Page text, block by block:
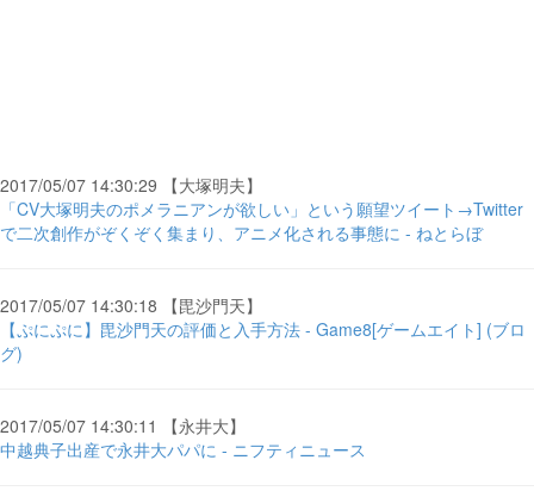
2017/05/07 14:30:29 【大塚明夫】
「CV大塚明夫のポメラニアンが欲しい」という願望ツイート→Twitter
で二次創作がぞくぞく集まり、アニメ化される事態に - ねとらぼ
2017/05/07 14:30:18 【毘沙門天】
【ぷにぷに】毘沙門天の評価と入手方法 - Game8[ゲームエイト] (ブロ
グ)
2017/05/07 14:30:11 【永井大】
中越典子出産で永井大パパに - ニフティニュース